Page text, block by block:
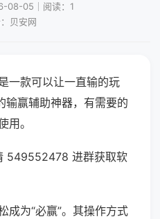
08-05｜阅读：1
贝安网
一款可以让一直输的玩
输赢辅助神器，有需要的
用。
549552478 进群获取软
成为“必赢”。其操作方式